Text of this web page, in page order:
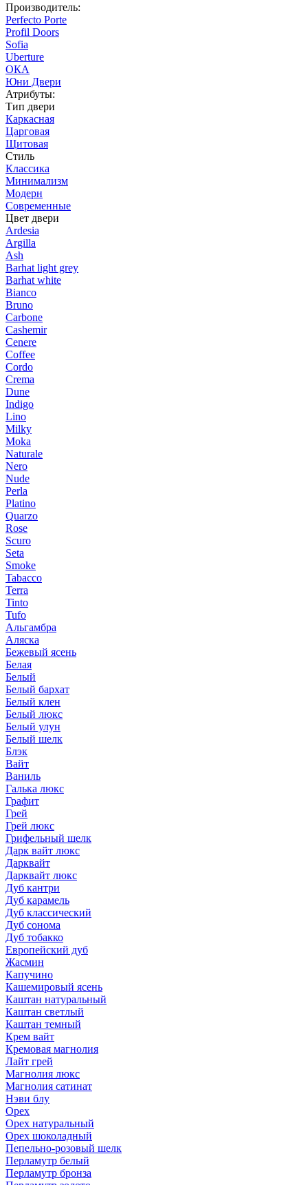
Производитель:
Perfecto Porte
Profil Doors
Sofia
Uberture
ОКА
Юни Двери
Атрибуты:
Тип двери
Каркасная
Царговая
Щитовая
Стиль
Классика
Минимализм
Модерн
Современные
Цвет двери
Ardesia
Argilla
Ash
Barhat light grey
Barhat white
Bianco
Bruno
Carbone
Cashemir
Cenere
Coffee
Cordo
Crema
Dune
Indigo
Lino
Milky
Moka
Naturale
Nero
Nude
Perla
Platino
Quarzo
Rose
Scuro
Seta
Smoke
Tabacco
Terra
Tinto
Tufo
Альгамбра
Аляска
Бежевый ясень
Белая
Белый
Белый бархат
Белый клен
Белый люкс
Белый улун
Белый шелк
Блэк
Вайт
Ваниль
Галька люкс
Графит
Грей
Грей люкс
Грифельный шелк
Дарк вайт люкс
Дарквайт
Дарквайт люкс
Дуб кантри
Дуб карамель
Дуб классический
Дуб сонома
Дуб тобакко
Европейский дуб
Жасмин
Капучино
Кашемировый ясень
Каштан натуральный
Каштан светлый
Каштан темный
Крем вайт
Кремовая магнолия
Лайт грей
Магнолия люкс
Магнолия сатинат
Нэви блу
Орех
Орех натуральный
Орех шоколадный
Пепельно-розовый шелк
Перламутр белый
Перламутр бронза